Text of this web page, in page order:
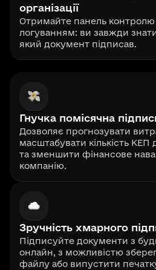
організації
Отримайте панель
логуванням: ви завжди
який документ підписав.
Гнучка помісячна
Дозволяє прогнозувати
масштабувати кількість КЕП
та зменшити фінансове
компанію.
Зручність хмарного
Підписуйте документи з
онлайн, з можливістю
файлу або випустити